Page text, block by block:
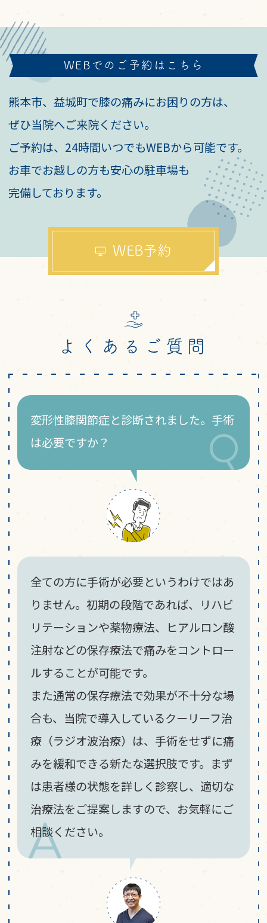
WEBでのご予約はこちら
熊本市、益城町で膝の痛みにお困りの方は、
ぜひ当院へご来院ください。
ご予約は、24時間いつでもWEBから可能です。
お車でお越しの方も安心の駐車場も
完備しております。
WEB予約
よくあるご質問
変形性膝関節症と診断されました。手術
は必要ですか？
全ての方に手術が必要というわけではあ
りません。初期の段階であれば、リハビ
リテーションや薬物療法、ヒアルロン酸
注射などの保存療法で痛みをコントロー
ルすることが可能です。
また通常の保存療法で効果が不十分な場
合も、当院で導入しているクーリーフ治
療（ラジオ波治療）は、手術をせずに痛
みを緩和できる新たな選択肢です。まず
は患者様の状態を詳しく診察し、適切な
治療法をご提案しますので、お気軽にご
相談ください。